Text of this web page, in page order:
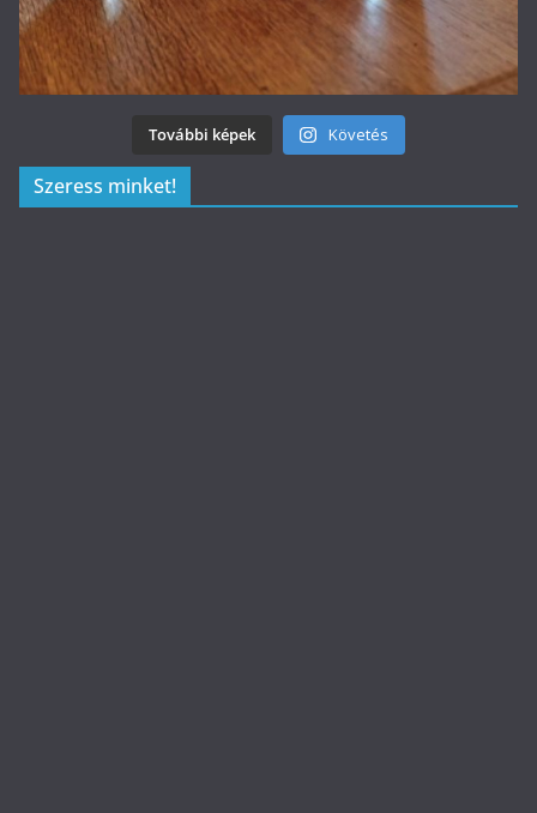
További képek Követés
Szeress minket!